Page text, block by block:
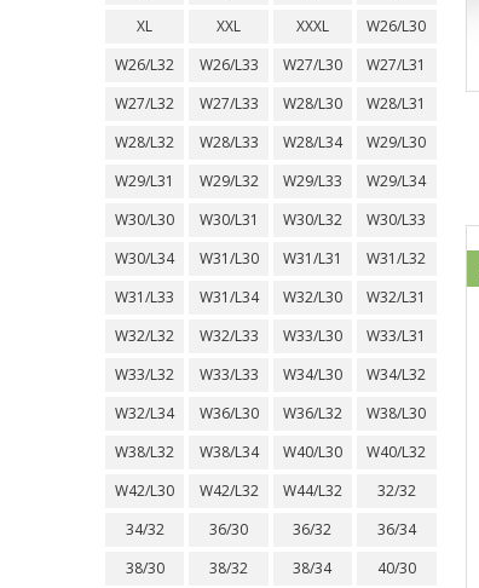
XL
XXL XXXL
W26/L30
W26/L32
W26/L33 W27/L30
W27/L31
W27/L32
W27/L33 W28/L30
W28/L31
W28/L32
W28/L33 W28/L34
W29/L30
W29/L31
W29/L32 W29/L33
W29/L34
W30/L30
W30/L31 W30/L32
W30/L33
W30/L34
W31/L30 W31/L31
W31/L32
W31/L33
W31/L34 W32/L30
W32/L31
W32/L32
W32/L33 W33/L30
W33/L31
W33/L32
W33/L33 W34/L30
W34/L32
W32/L34
W36/L30 W36/L32
W38/L30
W38/L32
W38/L34 W40/L30
W40/L32
W42/L30
W42/L32 W44/L32
32/32
34/32
36/30 36/32
36/34
38/30
38/32 38/34
40/30